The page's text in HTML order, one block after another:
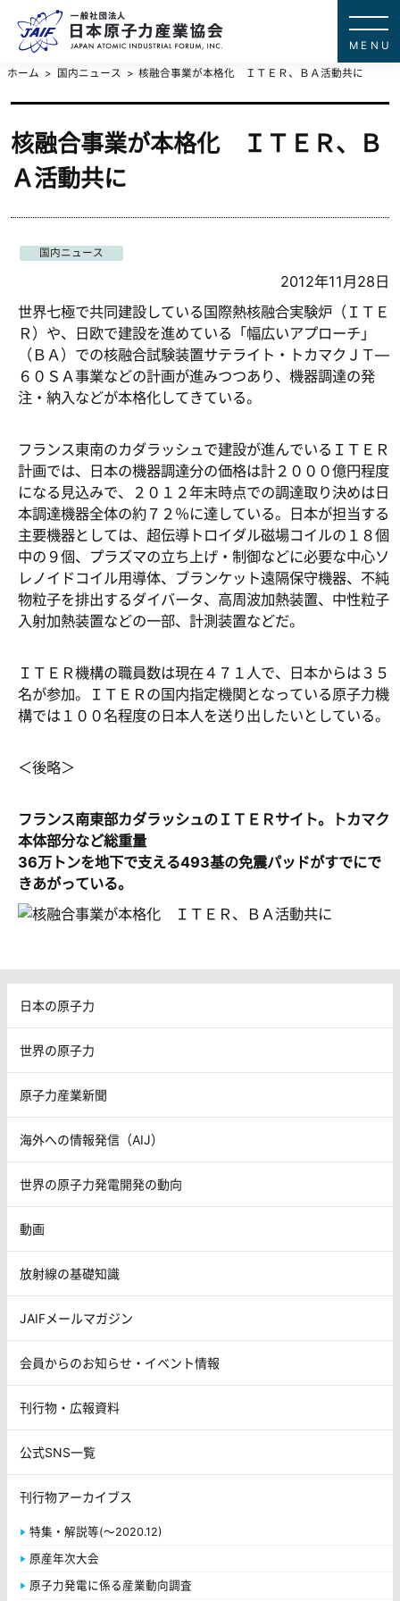
ホーム 国内ニュース 核融合事業が本格化 ＩＴＥＲ、ＢＡ活動共に
核融合事業が本格化 ＩＴＥＲ、Ｂ
Ａ活動共に
国内ニュース
2012年11月28日
世界七極で共同建設している国際熱核融合実験炉（ＩＴＥ
Ｒ）や、日欧で建設を進めている「幅広いアプローチ」
（ＢＡ）での核融合試験装置サテライト・トカマクＪＴ―
６０ＳＡ事業などの計画が進みつつあり、機器調達の発
注・納入などが本格化してきている。
フランス東南のカダラッシュで建設が進んでいるＩＴＥＲ
計画では、日本の機器調達分の価格は計２０００億円程度
になる見込みで、２０１２年末時点での調達取り決めは日
本調達機器全体の約７２％に達している。日本が担当する
主要機器としては、超伝導トロイダル磁場コイルの１８個
中の９個、プラズマの立ち上げ・制御などに必要な中心ソ
レノイドコイル用導体、ブランケット遠隔保守機器、不純
物粒子を排出するダイバータ、高周波加熱装置、中性粒子
入射加熱装置などの一部、計測装置などだ。
ＩＴＥＲ機構の職員数は現在４７１人で、日本からは３５
名が参加。ＩＴＥＲの国内指定機関となっている原子力機
構では１００名程度の日本人を送り出したいとしている。
＜後略＞
フランス南東部カダラッシュのＩＴＥＲサイト。トカマク
本体部分など総重量
36万トンを地下で支える493基の免震パッドがすでにで
きあがっている。
日本の原子力
世界の原子力
原子力産業新聞
海外への情報発信（AIJ）
世界の原子力発電開発の動向
動画
放射線の基礎知識
JAIFメールマガジン
会員からのお知らせ・イベント情報
刊行物・広報資料
公式SNS一覧
刊行物アーカイブス
特集・解説等(～2020.12)
原産年次大会
原子力発電に係る産業動向調査